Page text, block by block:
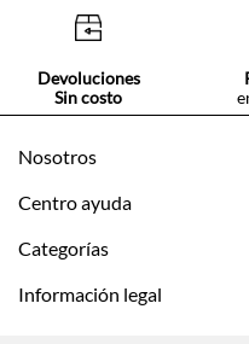
Devoluciones
Sin costo
Nosotros
Acerca de Tennis
Centro ayuda
Mis pedidos
Categorías
Nuevo
Información legal